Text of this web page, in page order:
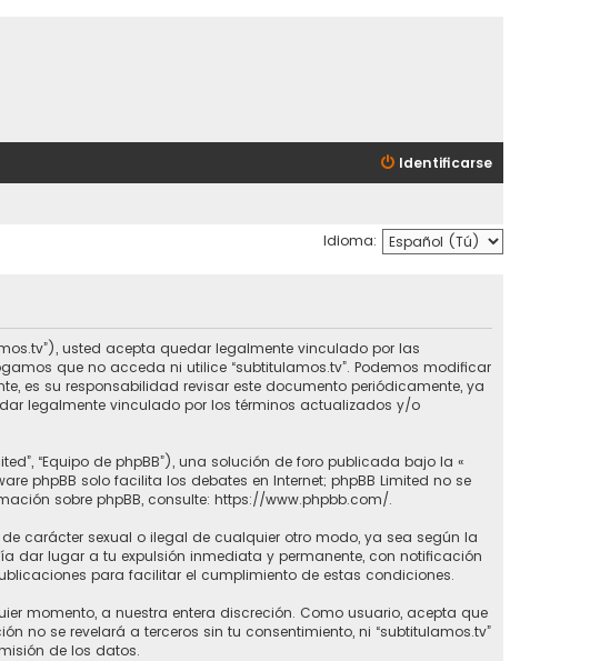
Identificarse
Idioma:
usted acepta quedar legalmente vinculado por las
que no acceda ni utilice “subtitulamos.tv”. Podemos modificar
es su responsabilidad revisar este documento periódicamente, ya
legalmente vinculado por los términos actualizados y/o
“Equipo de phpBB”), una solución de foro publicada bajo la «
phpBB solo facilita los debates en Internet; phpBB Limited no se
sobre phpBB, consulte: https://www.phpbb.com/.
carácter sexual o ilegal de cualquier otro modo, ya sea según la
dar lugar a tu expulsión inmediata y permanente, con notificación
para facilitar el cumplimiento de estas condiciones.
momento, a nuestra entera discreción. Como usuario, acepta que
se revelará a terceros sin tu consentimiento, ni “subtitulamos.tv”
de los datos.